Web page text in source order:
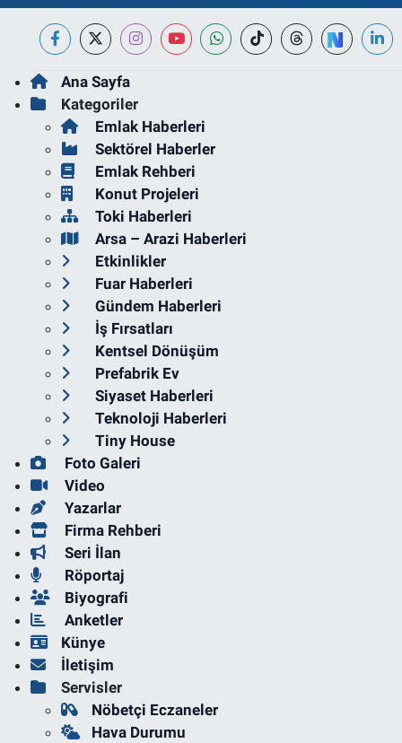
Ana Sayfa
Kategoriler
Emlak Haberleri
Sektörel Haberler
Emlak Rehberi
Konut Projeleri
Toki Haberleri
Arsa – Arazi Haberleri
Etkinlikler
Fuar Haberleri
Gündem Haberleri
İş Fırsatları
Kentsel Dönüşüm
Prefabrik Ev
Siyaset Haberleri
Teknoloji Haberleri
Tiny House
Foto Galeri
Video
Yazarlar
Firma Rehberi
Seri İlan
Röportaj
Biyografi
Anketler
Künye
İletişim
Servisler
Nöbetçi Eczaneler
Hava Durumu